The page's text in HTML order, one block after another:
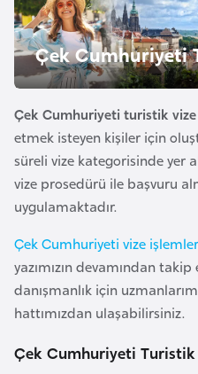
u
r
i
y
e
t
i
V
i
e
İ
ş
m
l
Çek Cumhuriyeti
Çek Cumhuriyeti turistik vize
etmek isteyen kişiler için
süreli vize kategorisinde yer
vize prosedürü ile başvuru
uygulamaktadır.
Çek Cumhuriyeti vize
yazımızın devamından
danışmanlık için
hattımızdan ulaşabilirsiniz.
Çek Cumhuriyeti Turistik
A
v
u
t
u
r
y
a
A
z
e
b